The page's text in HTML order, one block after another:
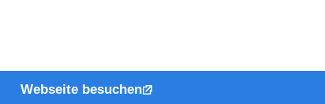
Webseite besuchen